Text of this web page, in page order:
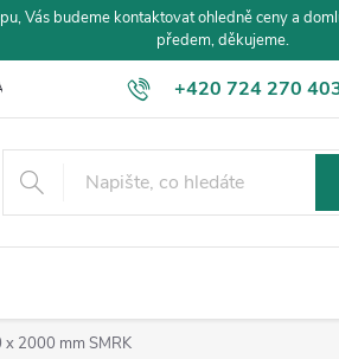
Vás budeme kontaktovat ohledně ceny a
předem, děkujeme.
+420 724 270
A PLATBA
x 2000 mm SMRK